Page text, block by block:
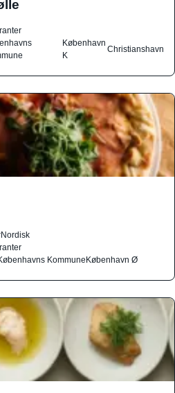
København
K
Christianshavn
Nordisk
KommuneKøbenhavn Ø